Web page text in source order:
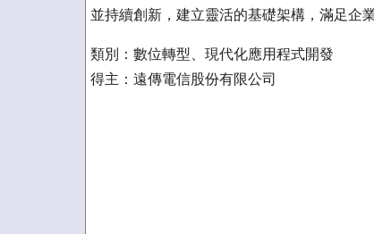
並持續創新，建立靈活的基礎架構，滿足企
類別：數位轉型、現代化應用程式開發
得主：遠傳電信股份有限公司